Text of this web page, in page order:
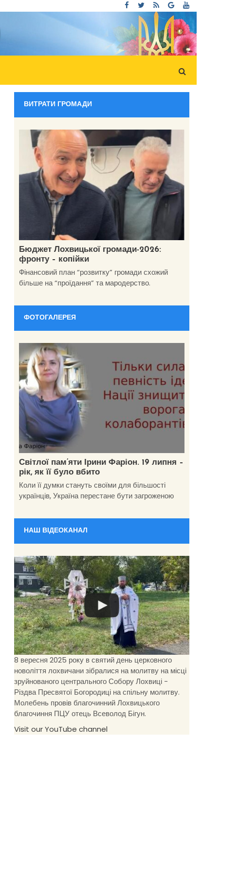
ВИТРАТИ ГРОМАДИ
Бюджет Лохвицької громади-2026:
фронту – копійки
Фінансовий план “розвитку” громади схожий
більше на “проїдання” та мародерство.
ФОТОГАЛЕРЕЯ
Світлої пам’яти Ірини Фаріон. 19 липня –
рік, як її було вбито
Коли її думки стануть своїми для більшості
українців, Україна перестане бути загроженою
НАШ ВІДЕОКАНАЛ
8 вересня 2025 року в святий день церковного
новоліття лохвичани зібралися на молитву на місці
зруйнованого центрального Собору Лохвиці -
Різдва Пресвятої Богородиці на спільну молитву.
Молебень провів благочинний Лохвицького
благочиння ПЦУ отець Всеволод Бігун.
Visit our YouTube channel